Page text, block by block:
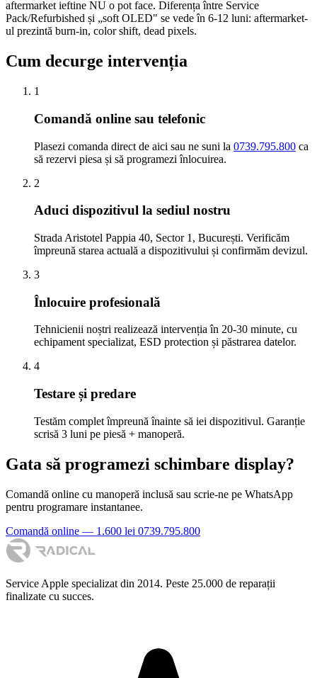
aftermarket ieftine NU o pot face. Diferența între Service
Pack/Refurbished și „soft OLED" se vede în 6-12 luni: aftermarket-
ul prezintă burn-in, color shift, dead pixels.
Cum decurge intervenția
1
Comandă online sau telefonic
Plasezi comanda direct de aici sau ne suni la 0739.795.800 ca
să rezervi piesa și să programezi înlocuirea.
2
Aduci dispozitivul la sediul nostru
Strada Aristotel Pappia 40, Sector 1, București. Verificăm
împreună starea actuală a dispozitivului și confirmăm devizul.
3
Înlocuire profesională
Tehnicienii noștri realizează intervenția în 20-30 minute, cu
echipament specializat, ESD protection și păstrarea datelor.
4
Testare și predare
Testăm complet împreună înainte să iei dispozitivul. Garanție
scrisă 3 luni pe piesă + manoperă.
Gata să programezi schimbare display?
Comandă online cu manoperă inclusă sau scrie-ne pe WhatsApp
pentru programare instantanee.
Comandă online — 1.600 lei 0739.795.800
Service Apple specializat din 2014. Peste 25.000 de reparații
finalizate cu succes.